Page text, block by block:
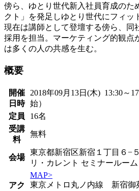
傍ら、ゆとり世代新入社員育成のた
クト」を発足しゆとり世代にフィッ
現在は講師として登壇する傍ら、同
採用を担当。マーケティング的観点
は多くの人の共感を生む。
概要
開催
日時
2018年09月13日(木) 13:30～
始）
定員
16名
受講
料
無料
会場
東京都新宿区新宿１丁目６−
リ・カレント セミナールーム
アク
MAP>
東京メトロ丸ノ内線 新宿